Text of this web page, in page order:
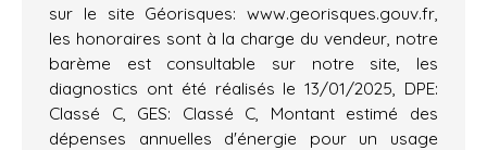
sur le site Géorisques: www.georisques.gouv.fr,
les honoraires sont à la charge du vendeur, notre
barème est consultable sur notre site, les
diagnostics ont été réalisés le 13/01/2025, DPE:
Classé C, GES: Classé C, Montant estimé des
dépenses annuelles d'énergie pour un usage